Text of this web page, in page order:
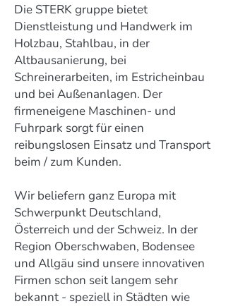
Die STERK gruppe bietet
Dienstleistung und Handwerk im
Holzbau, Stahlbau, in der
Altbausanierung, bei
Schreinerarbeiten, im Estricheinbau
und bei Außenanlagen. Der
firmeneigene Maschinen- und
Fuhrpark sorgt für einen
reibungslosen Einsatz und Transport
beim / zum Kunden.
Wir beliefern ganz Europa mit
Schwerpunkt Deutschland,
Österreich und der Schweiz. In der
Region Oberschwaben, Bodensee
und Allgäu sind unsere innovativen
Firmen schon seit langem sehr
bekannt - speziell in Städten wie